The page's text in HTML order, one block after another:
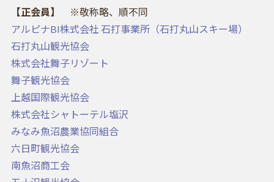
【正会員】
※敬称略、順不同
アルピナBI株式会社 石打事業所（石打丸山スキー場）
石打丸山観光協会
株式会社舞子リゾート
舞子観光協会
上越国際観光協会
株式会社シャトーテル塩沢
みなみ魚沼農業協同組合
六日町観光協会
南魚沼商工会